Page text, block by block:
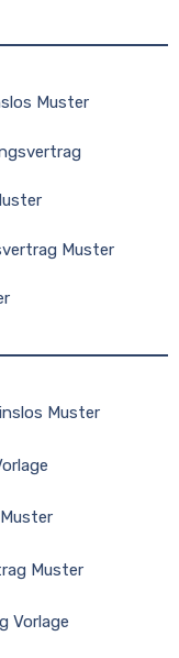
Muster
Muster
Muster
Muster
Vorlage